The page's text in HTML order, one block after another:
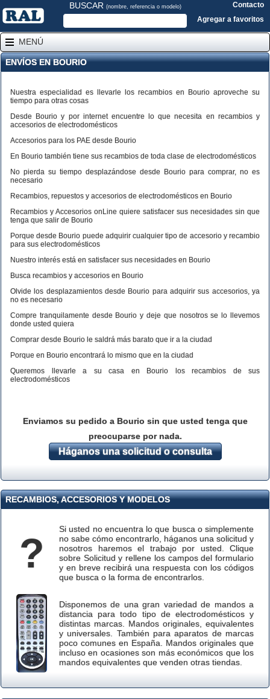
BUSCAR (nombre, referencia o modelo)
Contacto
Agregar a favoritos
MENÚ
ENVÍOS EN BOURIO
Nuestra especialidad es llevarle los recambios en Bourio aproveche su
tiempo para otras cosas
Desde Bourio y por internet encuentre lo que necesita en recambios y
accesorios de electrodomésticos
Accesorios para los PAE desde Bourio
En Bourio también tiene sus recambios de toda clase de electrodomésticos
No pierda su tiempo desplazándose desde Bourio para comprar, no es
necesario
Recambios, repuestos y accesorios de electrodomésticos en Bourio
Recambios y Accesorios onLine quiere satisfacer sus necesidades sin que
tenga que salir de Bourio
Porque desde Bourio puede adquirir cualquier tipo de accesorio y recambio
para sus electrodomésticos
Nuestro interés está en satisfacer sus necesidades en Bourio
Busca recambios y accesorios en Bourio
Olvide los desplazamientos desde Bourio para adquirir sus accesorios, ya
no es necesario
Compre tranquilamente desde Bourio y deje que nosotros se lo llevemos
donde usted quiera
Comprar desde Bourio le saldrá más barato que ir a la ciudad
Porque en Bourio encontrará lo mismo que en la ciudad
Queremos llevarle a su casa en Bourio los recambios de sus
electrodomésticos
Enviamos su pedido a Bourio sin que usted tenga que
preocuparse por nada.
Háganos una solicitud o consulta
RECAMBIOS, ACCESORIOS Y MODELOS
?
Si usted no encuentra lo que busca o simplemente
no sabe cómo encontrarlo, háganos una solicitud y
nosotros haremos el trabajo por usted. Clique
sobre Solicitud y rellene los campos del formulario
y en breve recibirá una respuesta con los códigos
que busca o la forma de encontrarlos.
Disponemos de una gran variedad de mandos a
distancia para todo tipo de electrodomésticos y
distintas marcas. Mandos originales, equivalentes
y universales. También para aparatos de marcas
poco comunes en España. Mandos originales que
incluso en ocasiones son más económicos que los
mandos equivalentes que venden otras tiendas.